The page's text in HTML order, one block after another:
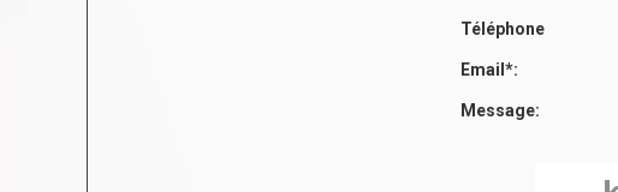
Téléphone
Email*:
Message: